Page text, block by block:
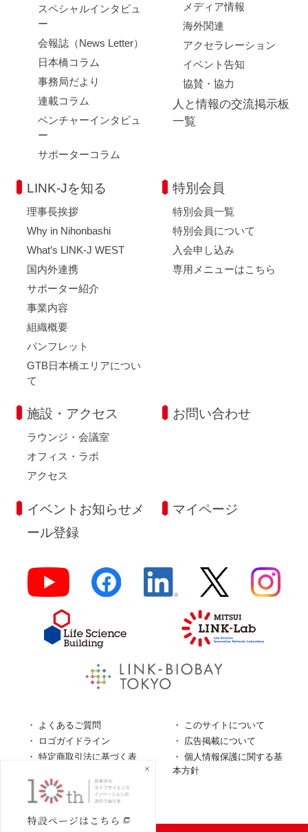
スペシャルインタビュ
ー
会報誌（News Letter）
日本橋コラム
事務局だより
連載コラム
ベンチャーインタビュ
ー
サポーターコラム
メディア情報
海外関連
アクセラレーション
イベント告知
協賛・協力
人と情報の交流掲示板
一覧
LINK-Jを知る
理事長挨拶
Why in Nihonbashi
What’s LINK-J WEST
国内外連携
サポーター紹介
事業内容
組織概要
パンフレット
GTB日本橋エリアについ
て
特別会員
特別会員一覧
特別会員について
入会申し込み
専用メニューはこちら
施設・アクセス
ラウンジ・会議室
オフィス・ラボ
アクセス
お問い合わせ
イベントお知らせメ
ール登録
マイページ
よくあるご質問
このサイトについて
ロゴガイドライン
広告掲載について
特定商取引法に基づく表
個人情報保護に関する基
本方針
個人情報の取扱について